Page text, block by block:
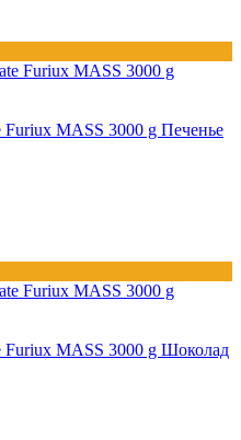
MASS 3000 g Печенье
MASS 3000 g Шоколад